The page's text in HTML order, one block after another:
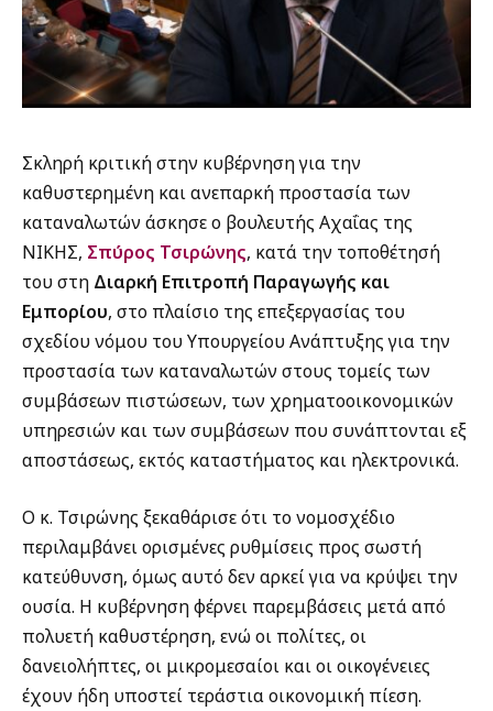
Σκληρή κριτική στην κυβέρνηση για την
καθυστερημένη και ανεπαρκή προστασία των
καταναλωτών άσκησε ο βουλευτής Αχαΐας της
ΝΙΚΗΣ, Σπύρος Τσιρώνης, κατά την τοποθέτησή
του στη Διαρκή Επιτροπή Παραγωγής και
Εμπορίου, στο πλαίσιο της επεξεργασίας του
σχεδίου νόμου του Υπουργείου Ανάπτυξης για την
προστασία των καταναλωτών στους τομείς των
συμβάσεων πιστώσεων, των χρηματοοικονομικών
υπηρεσιών και των συμβάσεων που συνάπτονται εξ
αποστάσεως, εκτός καταστήματος και ηλεκτρονικά.
Ο κ. Τσιρώνης ξεκαθάρισε ότι το νομοσχέδιο
περιλαμβάνει ορισμένες ρυθμίσεις προς σωστή
κατεύθυνση, όμως αυτό δεν αρκεί για να κρύψει την
ουσία. Η κυβέρνηση φέρνει παρεμβάσεις μετά από
πολυετή καθυστέρηση, ενώ οι πολίτες, οι
δανειολήπτες, οι μικρομεσαίοι και οι οικογένειες
έχουν ήδη υποστεί τεράστια οικονομική πίεση.